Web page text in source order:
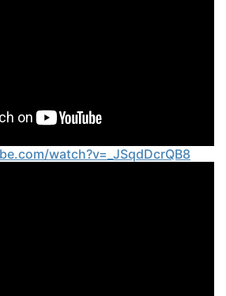
watch?v=_JSqdDcrQB8